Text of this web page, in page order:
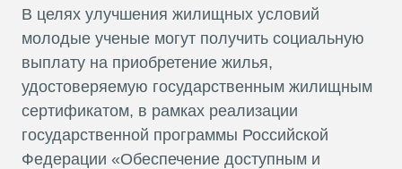
В целях улучшения жилищных условий
молодые ученые могут получить социальную
выплату на приобретение жилья,
удостоверяемую государственным жилищным
сертификатом, в рамках реализации
государственной программы Российской
Федерации «Обеспечение доступным и